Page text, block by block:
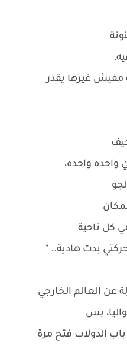
مفيش غيرها يقدر
واحده واحده،
كل ناحية
بدت هادية.. "
عن العالم الخارجي
بس
الدولاب فتح مرة